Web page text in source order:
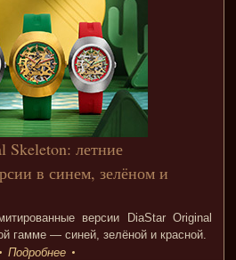
Skeleton: летние
в синем, зелёном и
версии DiaStar Original
гамме — синей, зелёной и красной.
Подробнее